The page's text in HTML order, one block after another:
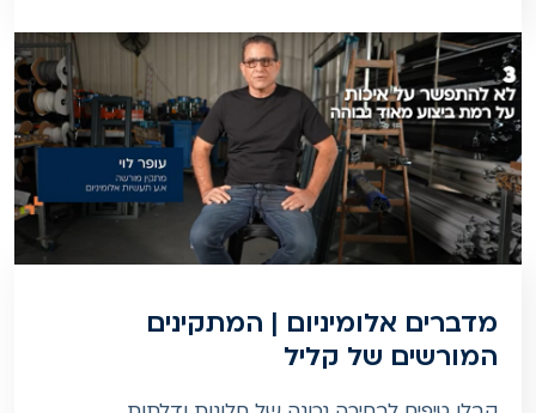
מדברים אלומיניום | המתקינים
המורשים של קליל